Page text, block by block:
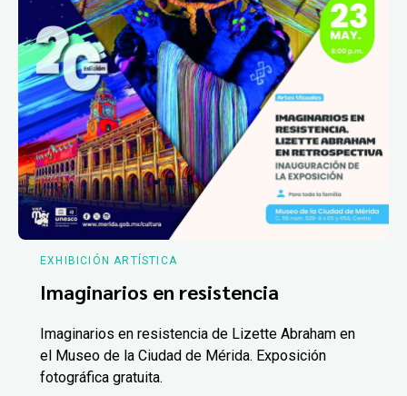
EXHIBICIÓN ARTÍSTICA
Imaginarios en resistencia
Imaginarios en resistencia de Lizette Abraham en
el Museo de la Ciudad de Mérida. Exposición
fotográfica gratuita.